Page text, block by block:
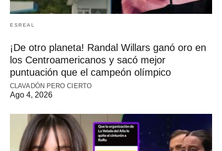
ESREAL
¡De otro planeta! Randal Willars ganó oro en
los Centroamericanos y sacó mejor
puntuación que el campeón olímpico
CLAVADÓN PERO CIERTO
Ago 4, 2026